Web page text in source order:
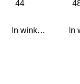
In winkelwagen In